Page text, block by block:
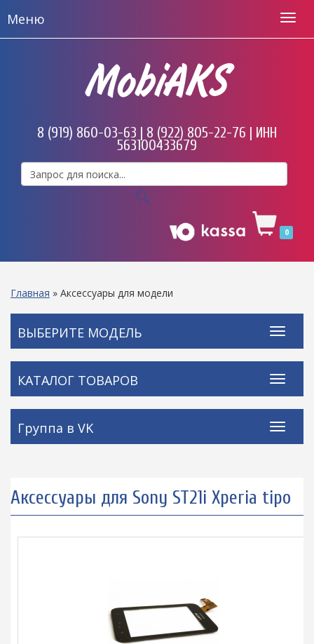
Меню
MobiAKS
8 (919) 860-03-63 | 8 (922) 805-22-76 | ИНН
563100433679
0
Главная » Аксессуары для модели
ВЫБЕРИТЕ МОДЕЛЬ
КАТАЛОГ ТОВАРОВ
Группа в VK
Аксессуары для Sony ST21i Xperia tipo